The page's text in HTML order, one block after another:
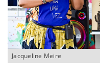
Jacqueline Meire